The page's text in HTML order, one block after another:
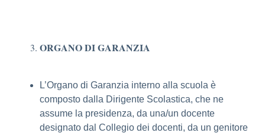
ORGANO DI GARANZIA
L’Organo di Garanzia interno alla scuola è
composto dalla Dirigente Scolastica, che ne
assume la presidenza, da una/un docente
designato dal Collegio dei docenti, da un genitore